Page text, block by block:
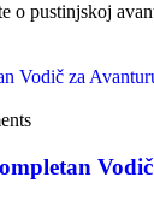
o pustinjskoj